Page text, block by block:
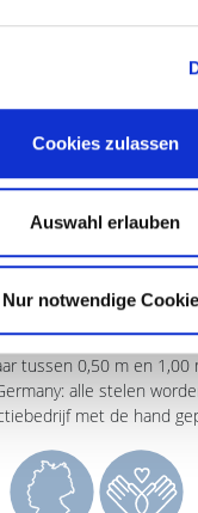
Cookies zulassen
Auswahl erlauben
Nur notwendige
EN
zijn speciaal
Standard en Vario.
zijn niet alleen
met maximale
aluminium buizen; de
een stevige grip
tussen 0,50 m en 1,00
alle stelen
met de hand